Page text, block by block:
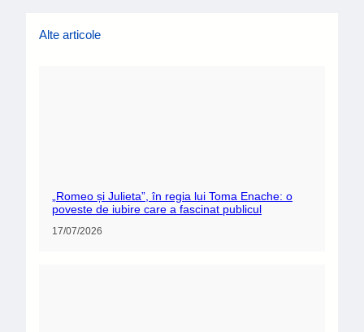
Alte articole
„Romeo și Julieta”, în regia lui Toma Enache: o
poveste de iubire care a fascinat publicul
17/07/2026